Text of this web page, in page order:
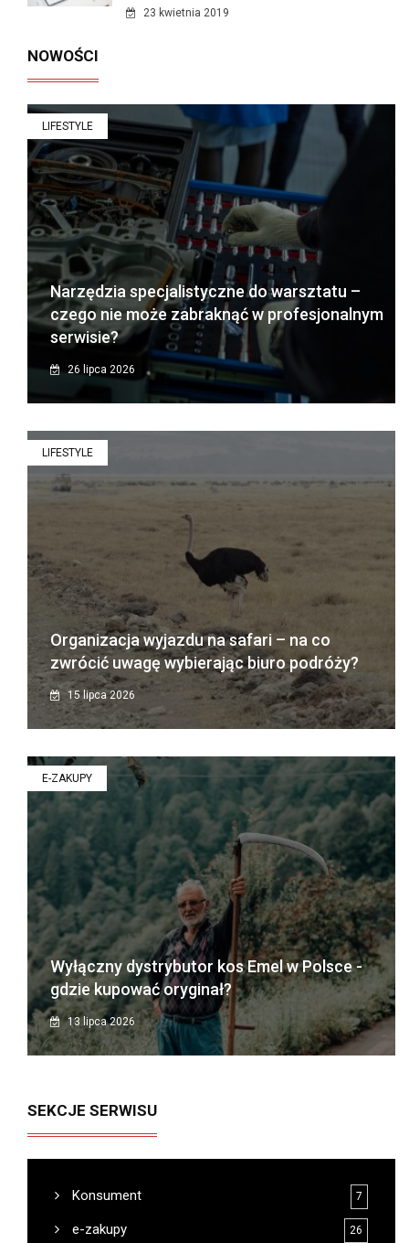
23 kwietnia 2019
NOWOŚCI
LIFESTYLE
Narzędzia specjalistyczne do warsztatu –
czego nie może zabraknąć w profesjonalnym
serwisie?
26 lipca 2026
LIFESTYLE
Organizacja wyjazdu na safari – na co
zwrócić uwagę wybierając biuro podróży?
15 lipca 2026
E-ZAKUPY
Wyłączny dystrybutor kos Emel w Polsce -
gdzie kupować oryginał?
13 lipca 2026
SEKCJE SERWISU
Konsument 7
e-zakupy 26